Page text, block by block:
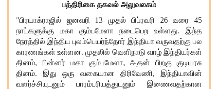
பத்திரிகை தகவல் அலுவலகம்
"பிரயாக்ராஜில் ஜனவரி 13
முதல் பிப்ரவரி 26
வரை 45
நாட்களுக்கு மகா கும்பமேளா நடைபெற உள்ளது. இந்த
நேரத்தில் இந்திய புலம்பெயர்ந்தோர் இந்தியா வருவதற்கு பல
காரணங்கள் உள்ளன. முதலில் வெளிநாடு வாழ் இந்தியர்கள்
தினம், பின்னர் மகா கும்பமேளா, அதன் பிறகு குடியரசு
தினம். இது ஒரு வகையான திரிவேணி, இந்தியாவின்
வளர்ச்சியுடனும் பாரம்பரியத்துடனும் இணைவதற்கான